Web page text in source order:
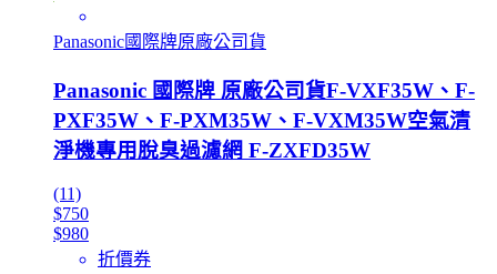
Panasonic國際牌原廠公司貨
Panasonic 國際牌 原廠公司貨F-VXF35W、F-
PXF35W、F-PXM35W、F-VXM35W空氣清
淨機專用脫臭過濾網 F-ZXFD35W
(11)
$750
$980
折價券